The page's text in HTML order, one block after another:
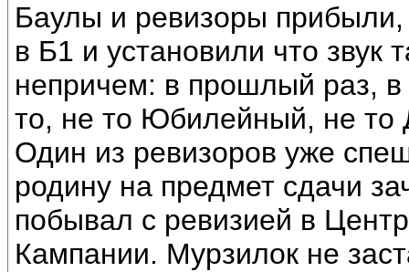
Баулы и ревизоры
в Б1 и установили что звук
непричем: в прошлый раз,
то, не то Юбилейный, не
Один из ревизоров уже
родину на предмет сдачи
побывал с ревизией в
Кампании. Мурзилок не